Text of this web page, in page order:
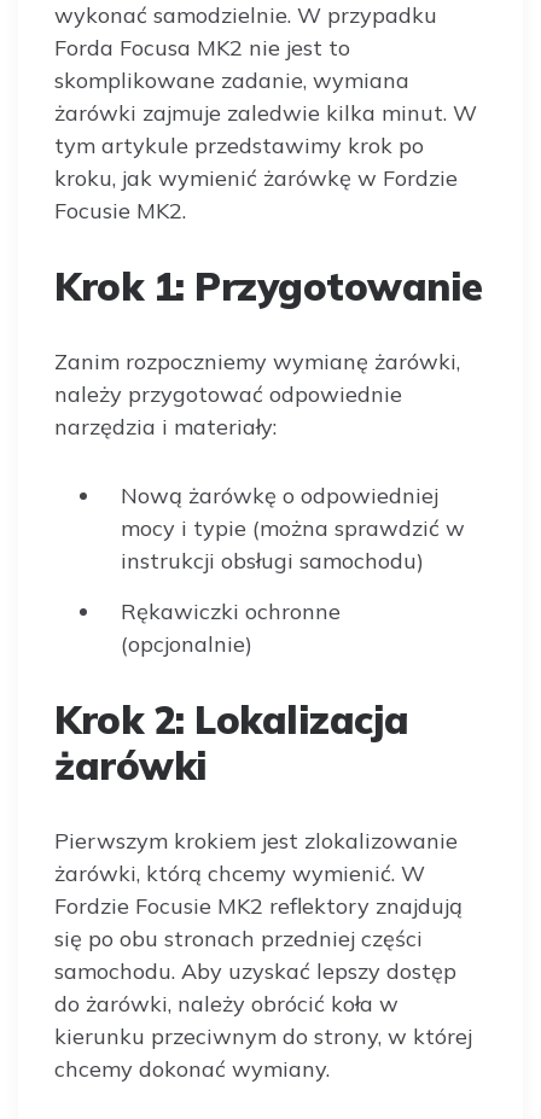
wykonać samodzielnie. W przypadku
Forda Focusa MK2 nie jest to
skomplikowane zadanie, wymiana
żarówki zajmuje zaledwie kilka minut. W
tym artykule przedstawimy krok po
kroku, jak wymienić żarówkę w Fordzie
Focusie MK2.
Krok 1: Przygotowanie
Zanim rozpoczniemy wymianę żarówki,
należy przygotować odpowiednie
narzędzia i materiały:
Nową żarówkę o odpowiedniej
mocy i typie (można sprawdzić w
instrukcji obsługi samochodu)
Rękawiczki ochronne
(opcjonalnie)
Krok 2: Lokalizacja
żarówki
Pierwszym krokiem jest zlokalizowanie
żarówki, którą chcemy wymienić. W
Fordzie Focusie MK2 reflektory znajdują
się po obu stronach przedniej części
samochodu. Aby uzyskać lepszy dostęp
do żarówki, należy obrócić koła w
kierunku przeciwnym do strony, w której
chcemy dokonać wymiany.